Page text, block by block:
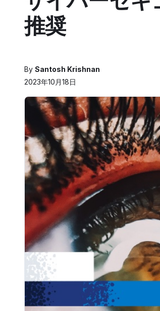
推奨
By Santosh Krishnan
2023年10月18日